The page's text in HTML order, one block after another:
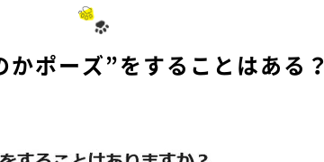
かポーズ”をすることはある？